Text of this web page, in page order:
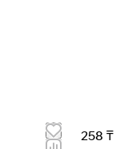
258 ₸